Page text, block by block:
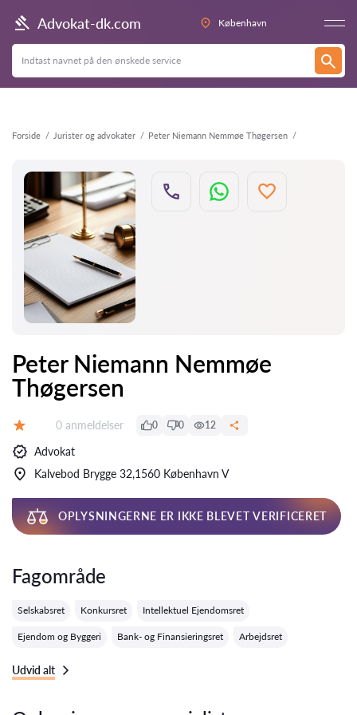
Advokat-dk.com København
Forside Jurister og advokater Peter Niemann Nemmøe Thøgersen
Tilbage
Peter Niemann Nemmøe
Thøgersen
Anmeldelser:
0 anmeldelser 0 0 12
Advokat
Kalvebod Brygge 32,1560 København V
OPLYSNINGERNE ER IKKE BLEVET VERIFICERET
Fagområde
Selskabsret Konkursret Intellektuel Ejendomsret
Ejendom og Byggeri Bank- og Finansieringsret Arbejdsret
Udvid alt